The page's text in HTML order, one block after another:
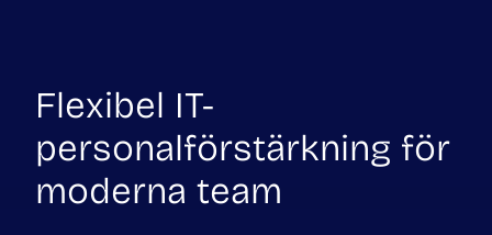
Flexibel IT-
personalförstärkning för
moderna team